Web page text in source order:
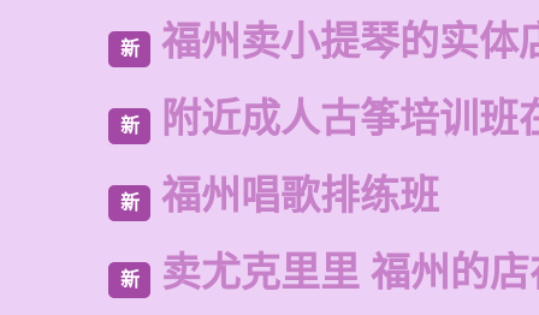
新 福州卖小提琴的实体
新 附近成人古筝培训班
新 福州唱歌排练班
新 卖尤克里里 福州的